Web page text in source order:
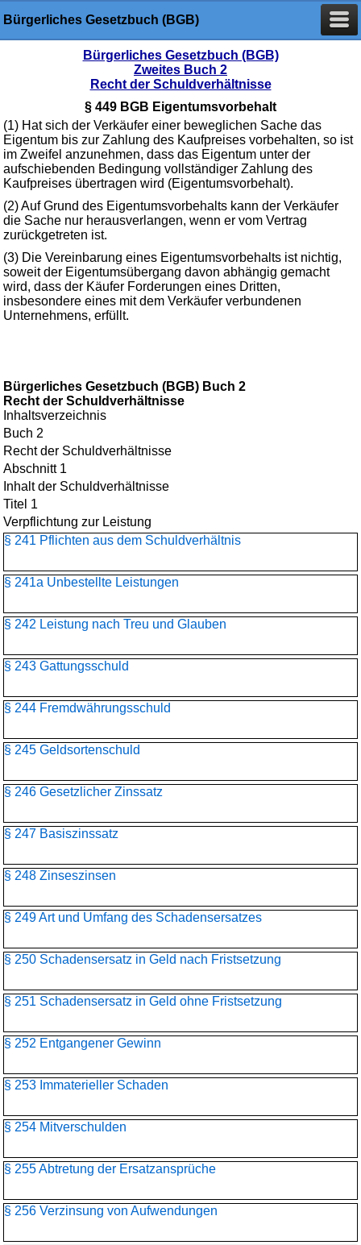
Bürgerliches Gesetzbuch (BGB)
Bürgerliches Gesetzbuch (BGB)
Zweites Buch 2
Recht der Schuldverhältnisse
§ 449 BGB Eigentumsvorbehalt
(1) Hat sich der Verkäufer einer beweglichen Sache das
Eigentum bis zur Zahlung des Kaufpreises vorbehalten, so ist
im Zweifel anzunehmen, dass das Eigentum unter der
aufschiebenden Bedingung vollständiger Zahlung des
Kaufpreises übertragen wird (Eigentumsvorbehalt).
(2) Auf Grund des Eigentumsvorbehalts kann der Verkäufer
die Sache nur herausverlangen, wenn er vom Vertrag
zurückgetreten ist.
(3) Die Vereinbarung eines Eigentumsvorbehalts ist nichtig,
soweit der Eigentumsübergang davon abhängig gemacht
wird, dass der Käufer Forderungen eines Dritten,
insbesondere eines mit dem Verkäufer verbundenen
Unternehmens, erfüllt.
Bürgerliches Gesetzbuch (BGB) Buch 2
Recht der Schuldverhältnisse
Inhaltsverzeichnis
Buch 2
Recht der Schuldverhältnisse
Abschnitt 1
Inhalt der Schuldverhältnisse
Titel 1
Verpflichtung zur Leistung
§ 241 Pflichten aus dem Schuldverhältnis
§ 241a Unbestellte Leistungen
§ 242 Leistung nach Treu und Glauben
§ 243 Gattungsschuld
§ 244 Fremdwährungsschuld
§ 245 Geldsortenschuld
§ 246 Gesetzlicher Zinssatz
§ 247 Basiszinssatz
§ 248 Zinseszinsen
§ 249 Art und Umfang des Schadensersatzes
§ 250 Schadensersatz in Geld nach Fristsetzung
§ 251 Schadensersatz in Geld ohne Fristsetzung
§ 252 Entgangener Gewinn
§ 253 Immaterieller Schaden
§ 254 Mitverschulden
§ 255 Abtretung der Ersatzansprüche
§ 256 Verzinsung von Aufwendungen